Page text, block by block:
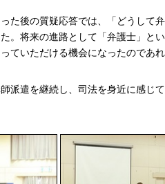
た後の質疑応答では、「どうして
。将来の進路として「弁護士」と
ていただける機会になったのであれ
派遣を継続し、司法を身近に感じ